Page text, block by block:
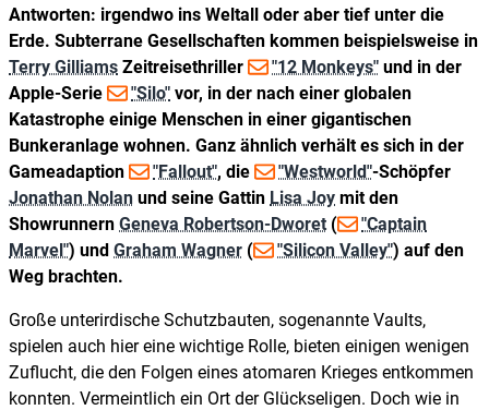
Antworten: irgendwo ins Weltall oder aber tief unter die
Erde. Subterrane Gesellschaften kommen beispielsweise in
Terry Gilliams Zeitreisethriller "12 Monkeys" und in der
Apple-Serie
"Silo" vor, in der nach einer globalen
Katastrophe einige Menschen in einer gigantischen
Bunkeranlage wohnen. Ganz ähnlich verhält es sich in der
Gameadaption
"Fallout", die "Westworld"-Schöpfer
Jonathan Nolan und seine Gattin Lisa Joy mit den
Showrunnern Geneva Robertson-Dworet (
"Captain
Marvel") und Graham Wagner ( "Silicon Valley") auf den
Weg brachten.
Große unterirdische Schutzbauten, sogenannte Vaults,
spielen auch hier eine wichtige Rolle, bieten einigen wenigen
Zuflucht, die den Folgen eines atomaren Krieges entkommen
konnten. Vermeintlich ein Ort der Glückseligen. Doch wie in